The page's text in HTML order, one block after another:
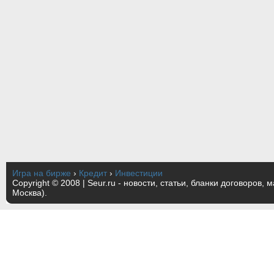
Игра на бирже › Кредит › Инвестиции
Copyright © 2008 | Seur.ru - новости, статьи, бланки договоров,
Москва).